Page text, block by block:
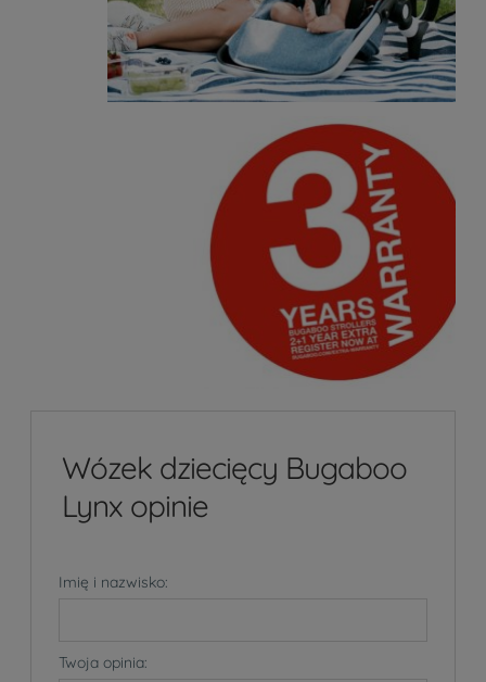
Wózek dziecięcy Bugaboo
Lynx opinie
Imię i nazwisko:
Twoja opinia: